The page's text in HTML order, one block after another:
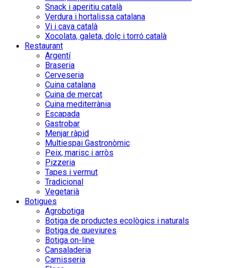
Snack i aperitiu català
Verdura i hortalissa catalana
Vi i cava català
Xocolata, galeta, dolç i torró català
Restaurant
Argentí
Braseria
Cerveseria
Cuina catalana
Cuina de mercat
Cuina mediterrània
Escapada
Gastrobar
Menjar ràpid
Multiespai Gastronòmic
Peix, marisc i arròs
Pizzeria
Tapes i vermut
Tradicional
Vegetarià
Botigues
Agrobotiga
Botiga de productes ecològics i naturals
Botiga de queviures
Botiga on-line
Cansaladeria
Carnisseria